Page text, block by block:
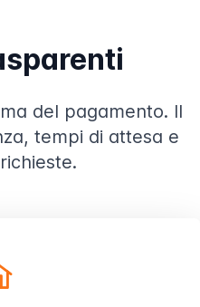
del pagamento. Il
tempi di attesa e